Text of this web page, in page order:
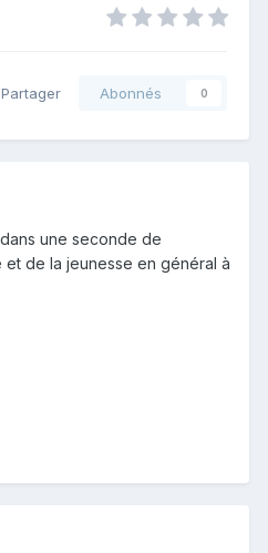
Partager Abonnés 0
une seconde de
de la jeunesse en général à